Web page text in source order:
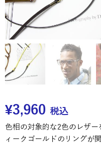
¥3,960 税込
色相の対象的な2色のレザ
ィークゴールドのリングが